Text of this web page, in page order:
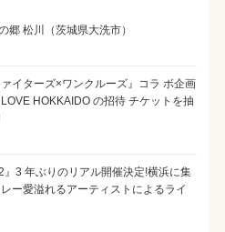
郷 松川（茨城県大洗市）
イターズ×ワンクルーズ』コラ ボ企画
HOKKAIDO の招待 チケットを抽
』3 年ぶりのリアル開催決定!横浜に集
ー愛溢れるアーティストによるライ